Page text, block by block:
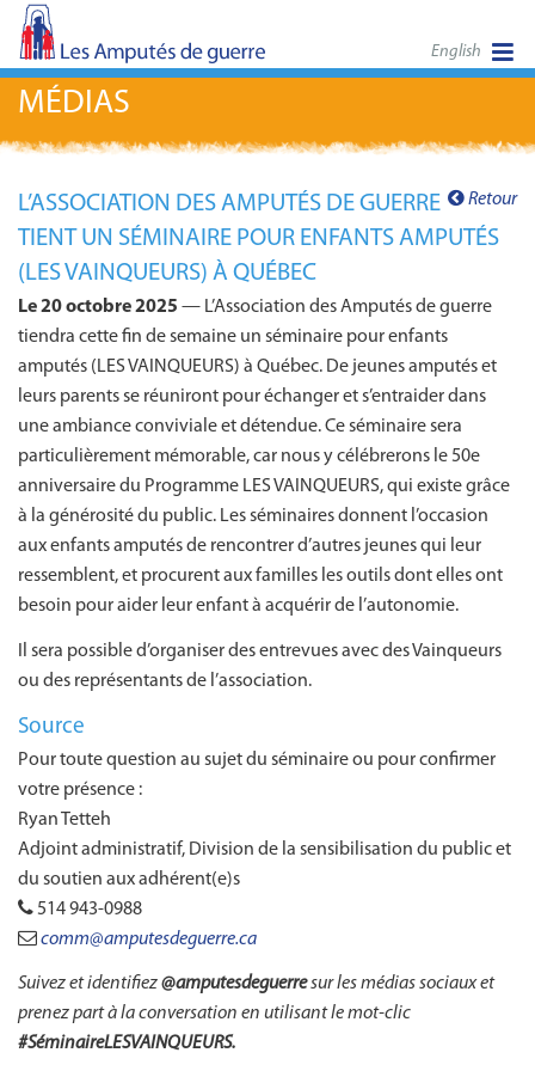
English
MÉDIAS
Retour
L’ASSOCIATION DES AMPUTÉS DE GUERRE
TIENT UN SÉMINAIRE POUR ENFANTS AMPUTÉS
(LES VAINQUEURS) À QUÉBEC
Le 20 octobre 2025 — L’Association des Amputés de guerre
tiendra cette fin de semaine un séminaire pour enfants
amputés (LES VAINQUEURS) à Québec. De jeunes amputés et
leurs parents se réuniront pour échanger et s’entraider dans
une ambiance conviviale et détendue. Ce séminaire sera
particulièrement mémorable, car nous y célébrerons le 50e
anniversaire du Programme LES VAINQUEURS, qui existe grâce
à la générosité du public. Les séminaires donnent l’occasion
aux enfants amputés de rencontrer d’autres jeunes qui leur
ressemblent, et procurent aux familles les outils dont elles ont
besoin pour aider leur enfant à acquérir de l’autonomie.
Il sera possible d’organiser des entrevues avec des Vainqueurs
ou des représentants de l’association.
Source
Pour toute question au sujet du séminaire ou pour confirmer
votre présence :
Ryan Tetteh
Adjoint administratif, Division de la sensibilisation du public et
du soutien aux adhérent(e)s
514 943-0988
comm@amputesdeguerre.ca
Suivez et identifiez@amputesdeguerresur les médias sociaux et
prenez part à la conversation en utilisant le mot-clic
#SéminaireLESVAINQUEURS.